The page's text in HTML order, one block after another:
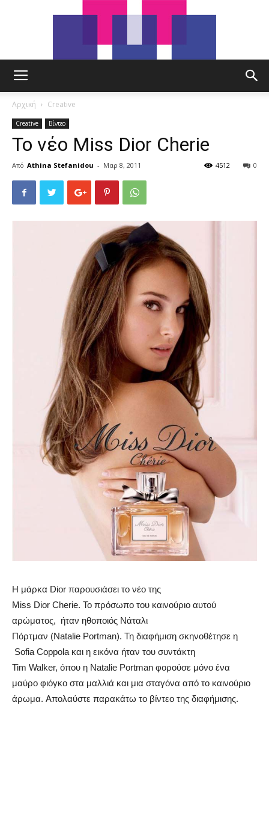
Αρχική Creative
Creative Βίντεο
Το νέο Miss Dior Cherie
Από Athina Stefanidou - Μαρ 8, 2011 0
4512
Η μάρκα Dior παρουσιάσει το νέο της
Miss Dior Cherie. Το πρόσωπο του καινούριο αυτού
αρώματος, ήταν ηθοποιός Νάταλι
Πόρτμαν (Natalie Portman). Τη διαφήμιση σκηνοθέτησε η
Sofia Coppola και η εικόνα ήταν του συντάκτη
Tim Walker, όπου η Natalie Portman φορούσε μόνο ένα
μαύρο φιόγκο στα μαλλιά και μια σταγόνα από το καινούριο
άρωμα. Απολαύστε παρακάτω το βίντεο της διαφήμισης.